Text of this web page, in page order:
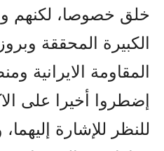
خلق خصوصا، لکنهم
الکبيرة المحققة
المقاومة الايرانية
إضطروا أخيرا على
للنظر للإشارة